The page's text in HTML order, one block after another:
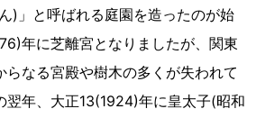
)」と呼ばれる庭園を造ったのが始
年に芝離宮となりましたが、関東
らなる宮殿や樹木の多くが失われて
翌年、大正13(1924)年に皇太子(昭和